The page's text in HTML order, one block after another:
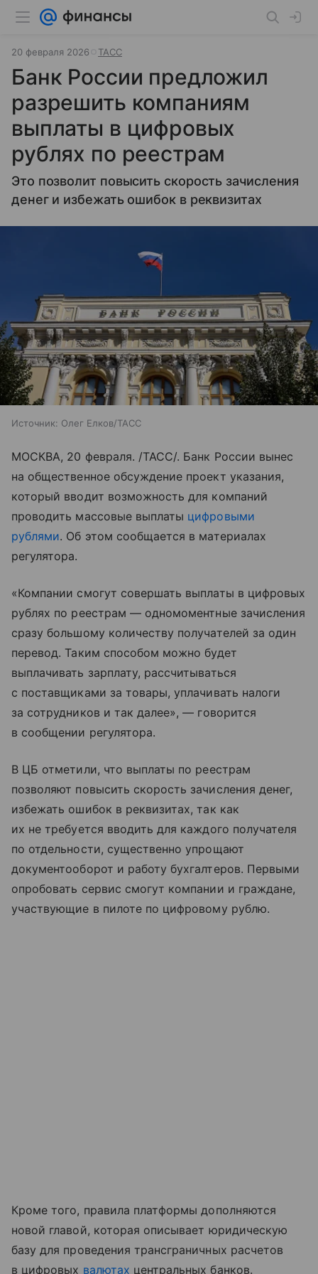
20 февраля 2026 ТАСС
Банк России предложил
разрешить компаниям
выплаты в цифровых
рублях по реестрам
Это позволит повысить скорость зачисления
денег и избежать ошибок в реквизитах
Источник: Олег Елков/ТАСС
МОСКВА, 20 февраля. /ТАСС/. Банк России вынес
на общественное обсуждение проект указания,
который вводит возможность для компаний
проводить массовые выплаты цифровыми
рублями. Об этом сообщается в материалах
регулятора.
«Компании смогут совершать выплаты в цифровых
рублях по реестрам — одномоментные зачисления
сразу большому количеству получателей за один
перевод. Таким способом можно будет
выплачивать зарплату, рассчитываться
с поставщиками за товары, уплачивать налоги
за сотрудников и так далее», — говорится
в сообщении регулятора.
В ЦБ отметили, что выплаты по реестрам
позволяют повысить скорость зачисления денег,
избежать ошибок в реквизитах, так как
их не требуется вводить для каждого получателя
по отдельности, существенно упрощают
документооборот и работу бухгалтеров. Первыми
опробовать сервис смогут компании и граждане,
участвующие в пилоте по цифровому рублю.
Кроме того, правила платформы дополняются
новой главой, которая описывает юридическую
базу для проведения трансграничных расчетов
в цифровых валютах центральных банков.